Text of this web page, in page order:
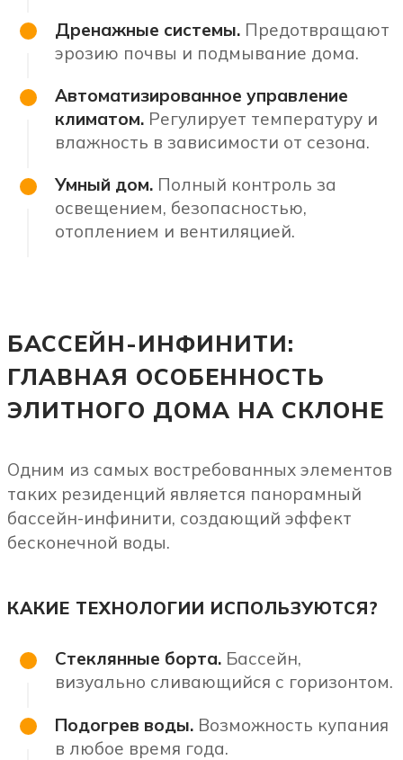
Дренажные системы.Предотвращают
эрозию почвы и подмывание дома.
Автоматизированное управление
климатом.Регулирует температуру и
влажность в зависимости от сезона.
Умный дом.Полный контроль за
освещением, безопасностью,
отоплением и вентиляцией.
БАССЕЙН-ИНФИНИТИ:
ГЛАВНАЯ ОСОБЕННОСТЬ
ЭЛИТНОГО ДОМА НА СКЛОНЕ
Одним из самых востребованных элементов
таких резиденций является панорамный
бассейн-инфинити, создающий эффект
бесконечной воды.
КАКИЕ ТЕХНОЛОГИИ ИСПОЛЬЗУЮТСЯ?
Стеклянные борта.Бассейн,
визуально сливающийся с горизонтом.
Подогрев воды.Возможность купания
в любое время года.